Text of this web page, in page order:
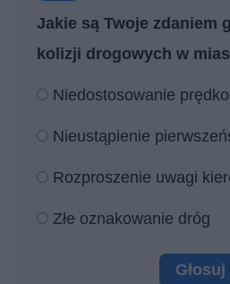
Jakie są Twoje zdaniem
kolizji drogowych w
Niedostosowanie
Nieustąpienie
Rozproszenie uwagi
Złe oznakowanie dróg